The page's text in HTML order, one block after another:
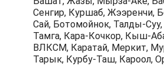
Сенгир, Куршаб, Жээренчи,
Сай, Ботомойнок, Талды-
Тамга, Кара-Кочкор, Кыш-
ВЛКСМ, Каратай, Меркит,
Тарык, Курбу-Таш, Кароол,